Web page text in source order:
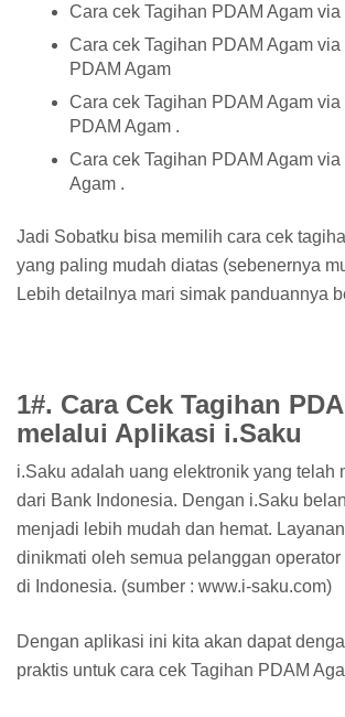
Cara cek Tagihan PDAM Agam
Cara cek Tagihan PDAM Agam
PDAM Agam
Cara cek Tagihan PDAM Agam
PDAM Agam .
Cara cek Tagihan PDAM Agam
Agam .
Jadi Sobatku bisa memilih cara cek
yang paling mudah diatas (sebenernya
Lebih detailnya mari simak panduannya
1#. Cara Cek Tagihan
melalui Aplikasi i.Saku
i.Saku adalah uang elektronik yang telah
dari Bank Indonesia. Dengan i.Saku
menjadi lebih mudah dan hemat.
dinikmati oleh semua pelanggan
di Indonesia. (sumber : www.i-saku.com)
Dengan aplikasi ini kita akan dapat
praktis untuk cara cek Tagihan PDAM